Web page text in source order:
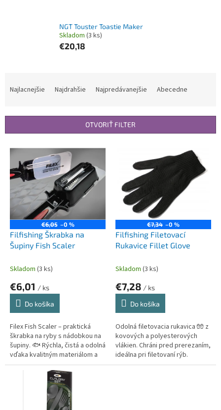
NGT Touster Toastie Maker
Skladom (3 ks)
€20,18
i
p
Najlacnejšie Najdrahšie Najpredávanejšie Abecedne
OTVORIŤ FILTER
V
p
p
€6,05 –0 %
Filfishing Škrabka na
Šupiny Fish Scaler
Skladom (3 ks)
€6,01 / ks
Do košíka
Filex Fish Scaler – praktická
škrabka na ryby s nádobkou na
šupiny. 🐟 Rýchla, čistá a odolná
vďaka kvalitným materiálom a
oceľovým čepeliam.
€7,34 –0 %
Filfishing Filetovací
Rukavice Fillet Glove
Skladom (3 ks)
€7,28 / ks
Do košíka
Odolná filetovacia rukavica 🧤 z
kovových a polyesterových
vlákien. Chráni pred prerezaním,
ideálna pri filetovaní rýb.
Balenie: 1 ks.